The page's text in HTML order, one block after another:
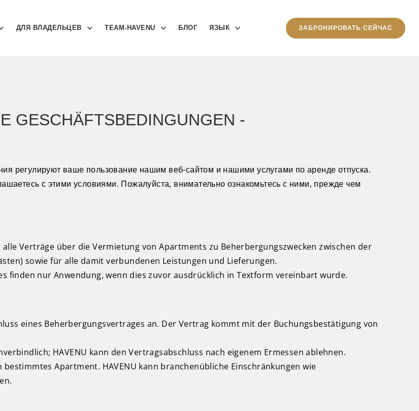
ДЛЯ ВЛАДЕЛЬЦЕВ TEAM-HAVENU БЛОГ ЯЗЫК ЗАБРОНИРОВАТЬ СЕЙЧАС
GESCHÄFTSBEDINGUNGEN -
регулируют ваше пользование нашим веб-сайтом и нашими услугами по аренде отпуска.
с этими условиями. Пожалуйста, внимательно ознакомьтесь с ними, прежде чем
Verträge über die Vermietung von Apartments zu Beherbergungszwecken zwischen der
sowie für alle damit verbundenen Leistungen und Lieferungen.
finden nur Anwendung, wenn dies zuvor ausdrücklich in Textform vereinbart wurde.
eines Beherbergungsvertrages an. Der Vertrag kommt mit der Buchungsbestätigung von
HAVENU kann den Vertragsabschluss nach eigenem Ermessen ablehnen.
Apartment. HAVENU kann branchenübliche Einschränkungen wie